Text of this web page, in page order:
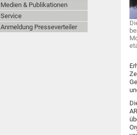
Medien & Publikationen
Service
Anmeldung Presseverteiler